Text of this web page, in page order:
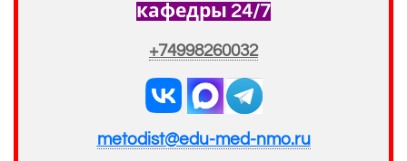
кафедры 24/7
+74998260032
metodist@edu-med-nmo.ru